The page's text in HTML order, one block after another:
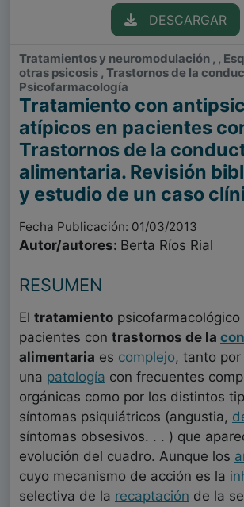
DESCARGAR
Tratamientos y neuromodulación , ,
otras psicosis , Trastornos de la
Psicofarmacología
Tratamiento con
atípicos en pacientes
Trastornos de la
alimentaria. Revisión
y estudio de un caso
Fecha Publicación: 01/03/2013
Autor/autores: Berta Ríos Rial
RESUMEN
El tratamiento psicofarmacológico
pacientes con trastornos de la
alimentaria es complejo, tanto
una patología con frecuentes
orgánicas como por los distintos
síntomas psiquiátricos (angustia,
síntomas obsesivos. . . ) que
evolución del cuadro. Aunque los
cuyo mecanismo de acción es la
selectiva de la recaptación de la